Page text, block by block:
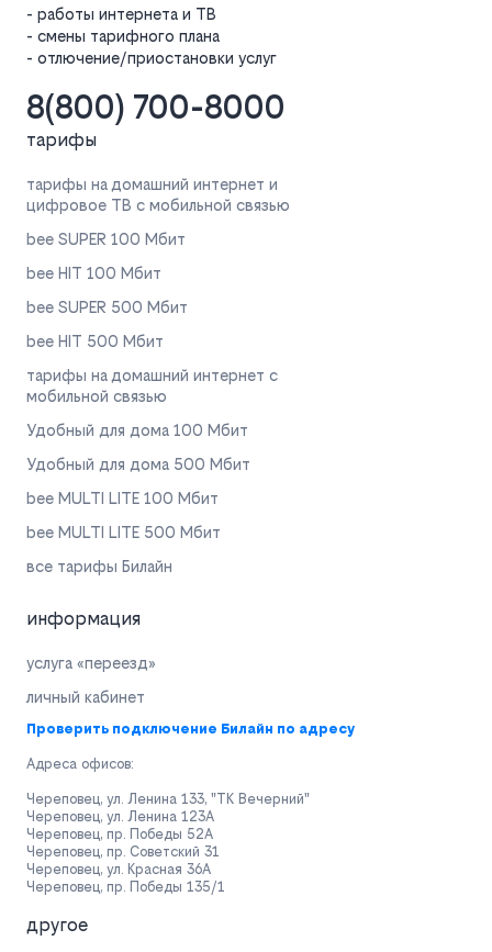
- работы интернета и ТВ
- смены тарифного плана
- отлючение/приостановки услуг
8(800) 700-8000
тарифы
тарифы на домашний интернет и
цифровое ТВ с мобильной связью
bee SUPER 100 Мбит
bee HIT 100 Мбит
bee SUPER 500 Мбит
bee HIT 500 Мбит
тарифы на домашний интернет с
мобильной связью
Удобный для дома 100 Мбит
Удобный для дома 500 Мбит
bee MULTI LITE 100 Мбит
bee MULTI LITE 500 Мбит
все тарифы Билайн
информация
услуга «переезд»
личный кабинет
Проверить подключение Билайн по адресу
Адреса офисов:
Череповец, ул. Ленина 133, "ТК Вечерний"
Череповец, ул. Ленина 123А
Череповец, пр. Победы 52А
Череповец, пр. Советский 31
Череповец, ул. Красная 36А
Череповец, пр. Победы 135/1
другое